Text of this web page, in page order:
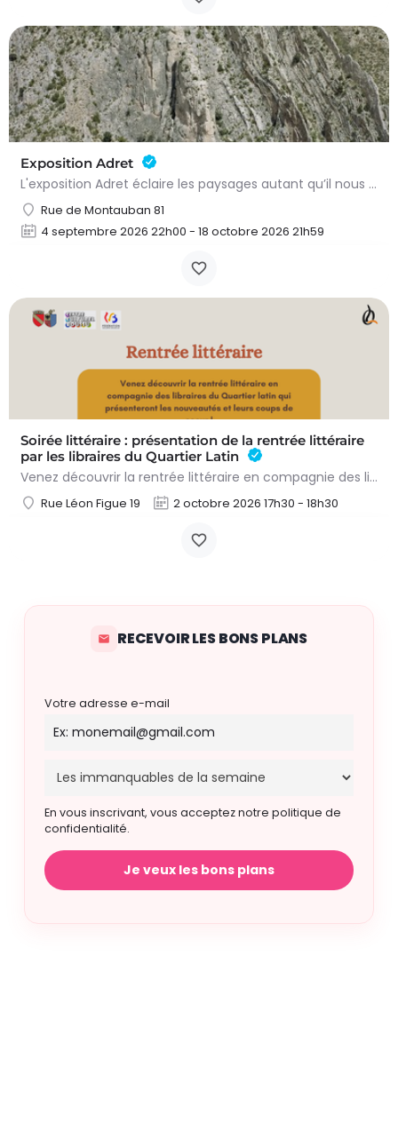
Exposition Adret
L'exposition Adret éclaire les paysages autant qu’il nous expose à eux. Entre observation, contemplation et…
Rue de Montauban 81
4 septembre 2026 22h00 - 18 octobre 2026 21h59
Soirée littéraire : présentation de la rentrée littéraire
par les libraires du Quartier Latin
Venez découvrir la rentrée littéraire en compagnie des libraires du Quartier latin qui présenteront les…
Rue Léon Figue 19 2 octobre 2026 17h30 - 18h30
RECEVOIR LES BONS PLANS
Votre adresse e-mail
En vous inscrivant, vous acceptez notre politique de
confidentialité.